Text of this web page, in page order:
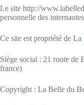
Le site http://
personnelle des
Ce site est propriété de
Siège social : 21 route
france)
Copyright : La Belle du